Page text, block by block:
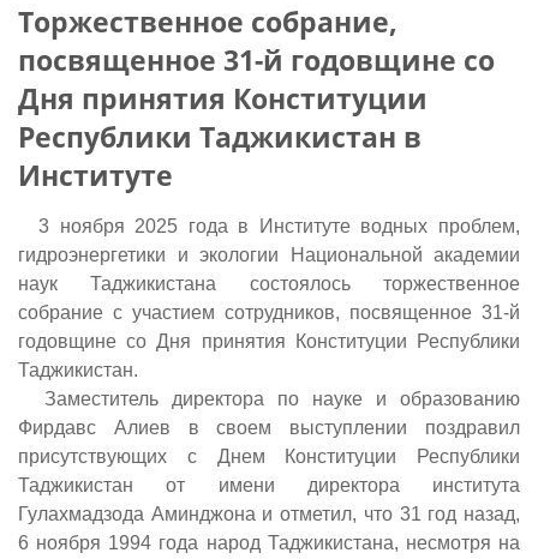
Торжественное собрание,
посвященное 31-й годовщине со
Дня принятия Конституции
Республики Таджикистан в
Институте
3 ноября 2025 года в Институте водных проблем,
гидроэнергетики и экологии Национальной академии
наук Таджикистана состоялось торжественное
собрание с участием сотрудников, посвященное 31-й
годовщине со Дня принятия Конституции Республики
Таджикистан.
Заместитель директора по науке и образованию
Фирдавс Алиев в своем выступлении поздравил
присутствующих с Днем Конституции Республики
Таджикистан от имени директора института
Гулахмадзода Аминджона и отметил, что 31 год назад,
6 ноября 1994 года народ Таджикистана, несмотря на